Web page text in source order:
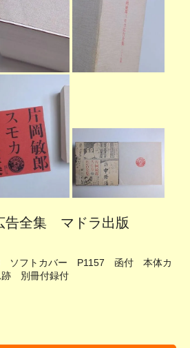
告全集 マドラ出版
ソフトカバー P1157 函付 本体カ
跡 別冊付録付